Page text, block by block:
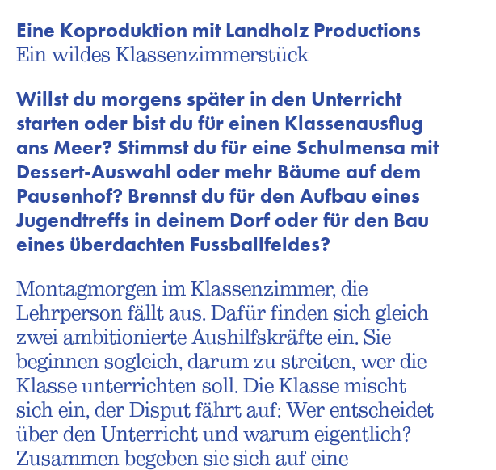
Eine Koproduktion mit Landholz Productions
Ein wildes Klassenzimmerstück
Willst du morgens später in den Unterricht
starten oder bist du für einen Klassenausflug
ans Meer? Stimmst du für eine Schulmensa mit
Dessert-Auswahl oder mehr Bäume auf dem
Pausenhof? Brennst du für den Aufbau eines
Jugendtreffs in deinem Dorf oder für den Bau
eines überdachten Fussballfeldes?
Montagmorgen im Klassenzimmer, die
Lehrperson fällt aus. Dafür finden sich gleich
zwei ambitionierte Aushilfskräfte ein. Sie
beginnen sogleich, darum zu streiten, wer die
Klasse unterrichten soll. Die Klasse mischt
sich ein, der Disput fährt auf: Wer entscheidet
über den Unterricht und warum eigentlich?
Zusammen begeben sie sich auf eine